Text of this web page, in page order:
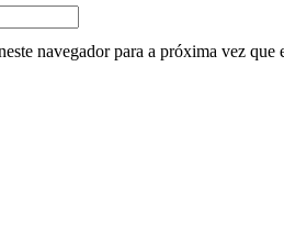
navegador para a próxima vez que